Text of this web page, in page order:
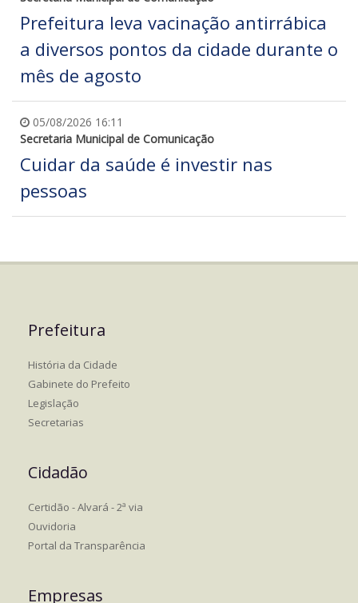
Prefeitura leva vacinação antirrábica
a diversos pontos da cidade durante o
mês de agosto
05/08/2026 16:11
Secretaria Municipal de Comunicação
Cuidar da saúde é investir nas
pessoas
Prefeitura
História da Cidade
Gabinete do Prefeito
Legislação
Secretarias
Cidadão
Certidão - Alvará - 2ª via
Ouvidoria
Portal da Transparência
Empresas